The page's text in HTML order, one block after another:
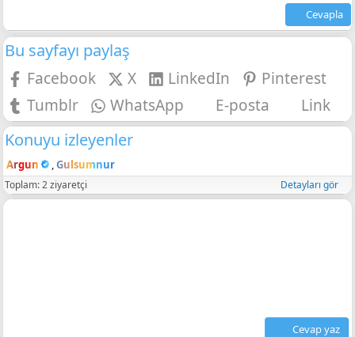
Cevapla
Bu sayfayı paylaş
Facebook X LinkedIn
Pinterest
Tumblr
WhatsApp E-posta Link
Konuyu izleyenler
Argun Gulsumnur
Toplam: 2 ziyaretçi Detayları gör
Cevap yaz